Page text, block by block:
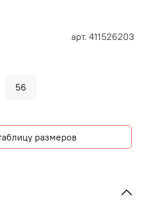
арт. 411526203
56
размеров